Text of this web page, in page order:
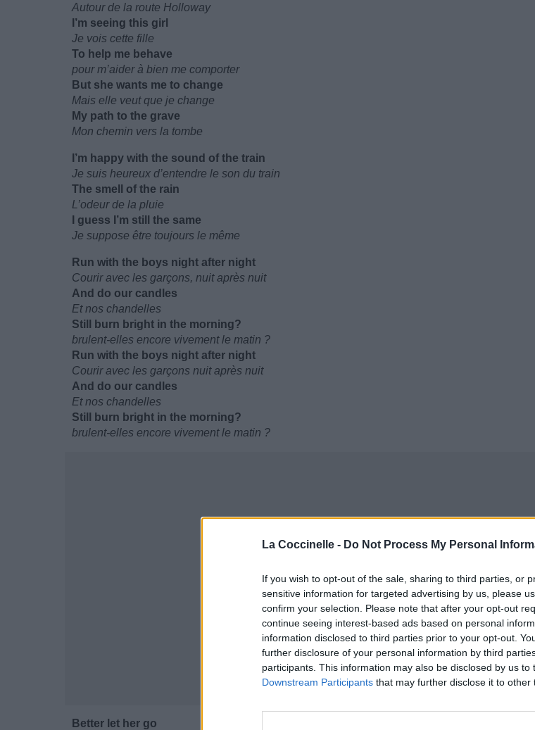
La Coccinelle - Do Not Process My Personal
If you wish to opt-out of the sale, sharing to third parties, or
sensitive information for targeted advertising by us, please
confirm your selection. Please note that after your opt-out
continue seeing interest-based ads based on personal
information disclosed to third parties prior to your opt-out.
further disclosure of your personal information by third
participants. This information may also be disclosed by us to
Downstream Participants that may further disclose it to other
Autour de la route Holloway
I’m seeing this girl
Je vois cette fille
To help me behave
pour m’aider à bien me comporter
But she wants me to change
Mais elle veut que je change
My path to the grave
Mon chemin vers la tombe
I’m happy with the sound of the train
Je suis heureux d’entendre le son du train
The smell of the rain
L’odeur de la pluie
I guess I’m still the same
Je suppose être toujours le même
Run with the boys night after night
Courir avec les garçons, nuit après nuit
And do our candles
Et nos chandelles
Still burn bright in the morning?
brulent-elles encore vivement le matin ?
Run with the boys night after night
Courir avec les garçons nuit après nuit
And do our candles
Et nos chandelles
Still burn bright in the morning?
brulent-elles encore vivement le matin ?
Better let her go